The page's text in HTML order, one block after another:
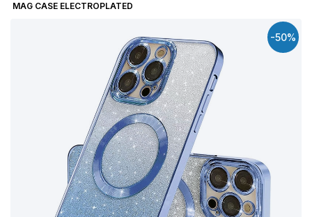
MAG CASE ELECTROPLATED
-50%